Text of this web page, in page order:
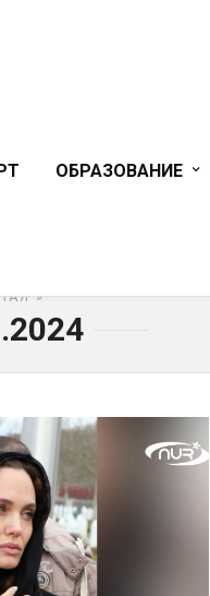
ОБРАЗОВАНИЕ
»